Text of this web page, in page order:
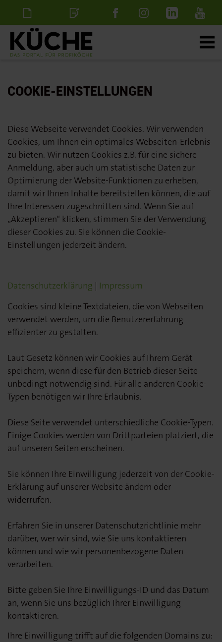
NewsletterStellenanzeige
COOKIE-EINSTELLUNGEN
Diese Webseite verwendet Cookies. Wir verwenden
Cookies, um Ihnen ein optimales Webseiten-Erlebnis
zu bieten. Wir nutzen Cookies z.B. für eine sichere
Anmeldung, aber auch um statistische Daten zur
Optimierung der Website-Funktionen zu erheben,
damit wir Ihnen Inhalte bereitstellen können, die auf
Ihre Interessen zugeschnitten sind. Wenn Sie auf
„Akzeptieren“ klicken, stimmen Sie der Verwendung
dieser Cookies zu. Sie können die Cookie-
Einstellungen jederzeit ändern.
Datenschutzerklärung | Impressum
Cookies sind kleine Textdateien, die von Webseiten
verwendet werden, um die Benutzererfahrung
effizienter zu gestalten.
Laut Gesetz können wir Cookies auf Ihrem Gerät
speichern, wenn diese für den Betrieb dieser Seite
unbedingt notwendig sind. Für alle anderen Cookie-
Typen benötigen wir Ihre Erlaubnis.
Diese Seite verwendet unterschiedliche Cookie-Typen.
Einige Cookies werden von Drittparteien platziert, die
auf unseren Seiten erscheinen.
Sie können Ihre Einwilligung jederzeit von der Cookie-
Erklärung auf unserer Website ändern oder
widerrufen.
Erfahren Sie in unserer Datenschutzrichtlinie mehr
darüber, wer wir sind, wie Sie uns kontaktieren
können und wie wir personenbezogene Daten
verarbeiten.
Bitte geben Sie Ihre Einwilligungs-ID und das Datum
an, wenn Sie uns bezüglich Ihrer Einwilligung
kontaktieren.
Ihre Einwilligung trifft auf die folgenden Domains zu: